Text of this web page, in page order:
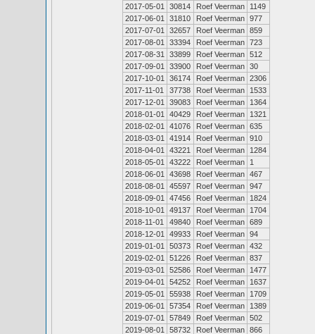
2017-05-01
30814 Roef Veerman
1149
2017-06-01
31810 Roef Veerman 977
2017-07-01
32657 Roef Veerman 859
2017-08-01
33394 Roef Veerman 723
2017-08-31
33899 Roef Veerman 512
2017-09-01
33900 Roef Veerman 30
2017-10-01
36174 Roef Veerman 2306
2017-11-01
37738 Roef Veerman
1533
2017-12-01
39083 Roef Veerman
1364
2018-01-01
40429 Roef Veerman
1321
2018-02-01
41076 Roef Veerman 635
2018-03-01
41914 Roef Veerman 910
2018-04-01
43221 Roef Veerman
1284
2018-05-01
43222 Roef Veerman
1
2018-06-01
43698 Roef Veerman 467
2018-08-01
45597 Roef Veerman 947
2018-09-01
47456 Roef Veerman
1824
2018-10-01
49137 Roef Veerman
1704
2018-11-01
49840 Roef Veerman 689
2018-12-01
49933 Roef Veerman 94
2019-01-01
50373 Roef Veerman 432
2019-02-01
51226 Roef Veerman 837
2019-03-01
52586 Roef Veerman
1477
2019-04-01
54252 Roef Veerman
1637
2019-05-01
55938 Roef Veerman
1709
2019-06-01
57354 Roef Veerman
1389
2019-07-01
57849 Roef Veerman 502
2019-08-01
58732 Roef Veerman 866